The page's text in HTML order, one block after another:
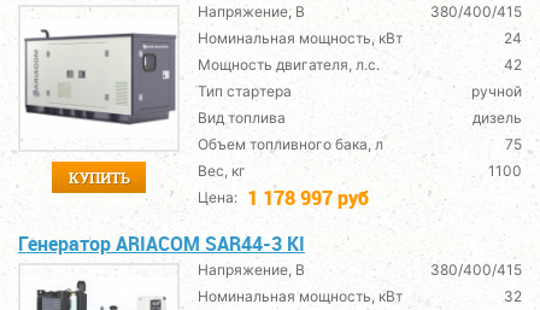
КУПИТЬ
Напряжение, В
380/400/415
Номинальная мощность, кВт
24
Мощность двигателя, л.с.
42
Тип стартера
ручной
Вид топлива
дизель
Объем топливного бака, л
75
Вес, кг
1100
Цена: 1 178 997 руб
Генератор ARIACOM SAR44-3 KI
Напряжение, В
380/400/415
Номинальная мощность, кВт
32